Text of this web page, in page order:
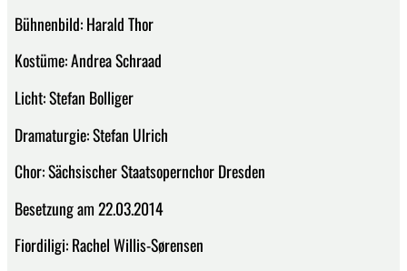
Bühnenbild: Harald Thor
Kostüme: Andrea Schraad
Licht: Stefan Bolliger
Dramaturgie: Stefan Ulrich
Chor: Sächsischer Staatsopernchor Dresden
Besetzung am 22.03.2014
Fiordiligi: Rachel Willis-Sørensen